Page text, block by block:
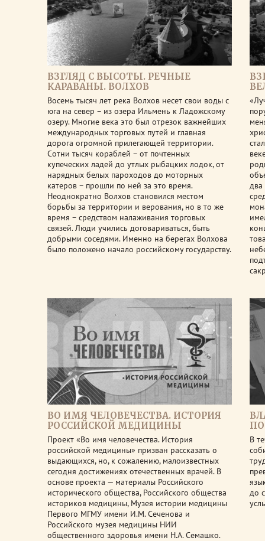
ВЗГЛЯД С ВЫСОТЫ. РЕЧНЫЕ
КАРАВАНЫ. ВОЛХОВ
Восемь тысяч лет река Волхов несет свои воды с
юга на север – из озера Ильмень к Ладожскому
озеру. Многие века это был отрезок важнейших
международных торговых путей и главная
дорога огромной прилегающей территории.
Сотни тысяч кораблей – от почтенных
купеческих ладей до утлых рыбацких лодок, от
нарядных белых пароходов до моторных
катеров – прошли по ней за это время.
Неоднократно Волхов становился местом
борьбы за территории и верования, но в то же
время – средством налаживания торговых
связей. Люди учились договариваться, быть
добрыми соседями. Именно на берегах Волхова
было положено начало российскому государству.
два
ВО ИМЯ ЧЕЛОВЕЧЕСТВА. ИСТОРИЯ
РОССИЙСКОЙ МЕДИЦИНЫ
Проект «Во имя человечества. История
российской медицины» призван рассказать о
выдающихся, но, к сожалению, малоизвестных
сегодня достижениях отечественных врачей. В
основе проекта — материалы Российского
исторического общества, Российского общества
историков медицины, Музея истории медицины
Первого МГМУ имени И.М. Сеченова и
Российского музея медицины НИИ
общественного здоровья имени Н.А. Семашко.
В
до